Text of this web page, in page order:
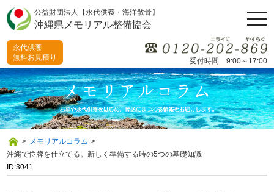
公益財団法人【永代供養・海洋散骨】
沖縄県メモリアル整備協会
受付時間 9:00～17:00
永代供養
無料お見積り
> メモリアルコラム >
沖縄で位牌を仕立てる。新しく準備する時の5つの基礎知識
ID:3041